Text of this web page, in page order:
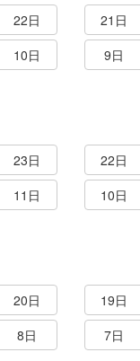
22日 21日
10日 9日
23日 22日
11日 10日
20日 19日
8日 7日